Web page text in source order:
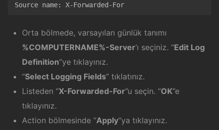
Orta bölmede, varsayılan günlük tanımı
%COMPUTERNAME%-Server‘ı seçiniz. “Edit Log
Definition”ye tıklayınız.
“Select Logging Fields” tıklatınız.
Listeden “X-Forwarded-For”u seçin. “OK”e
tıklayınız.
Action bölmesinde “Apply“ya tıklayınız.